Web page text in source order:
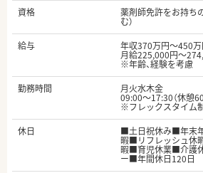
資格
薬剤師免許をお持ち
む）
給与
年収370万円～450万
月給225,000円～
※年齢、経験を考慮
勤務時間
月火水木金
09:00～17:30（休憩60
※フレックスタイム
休日
■土日祝休み■年末
暇■リフレッシュ休
暇■育児休業■介護
ー■年間休日120日